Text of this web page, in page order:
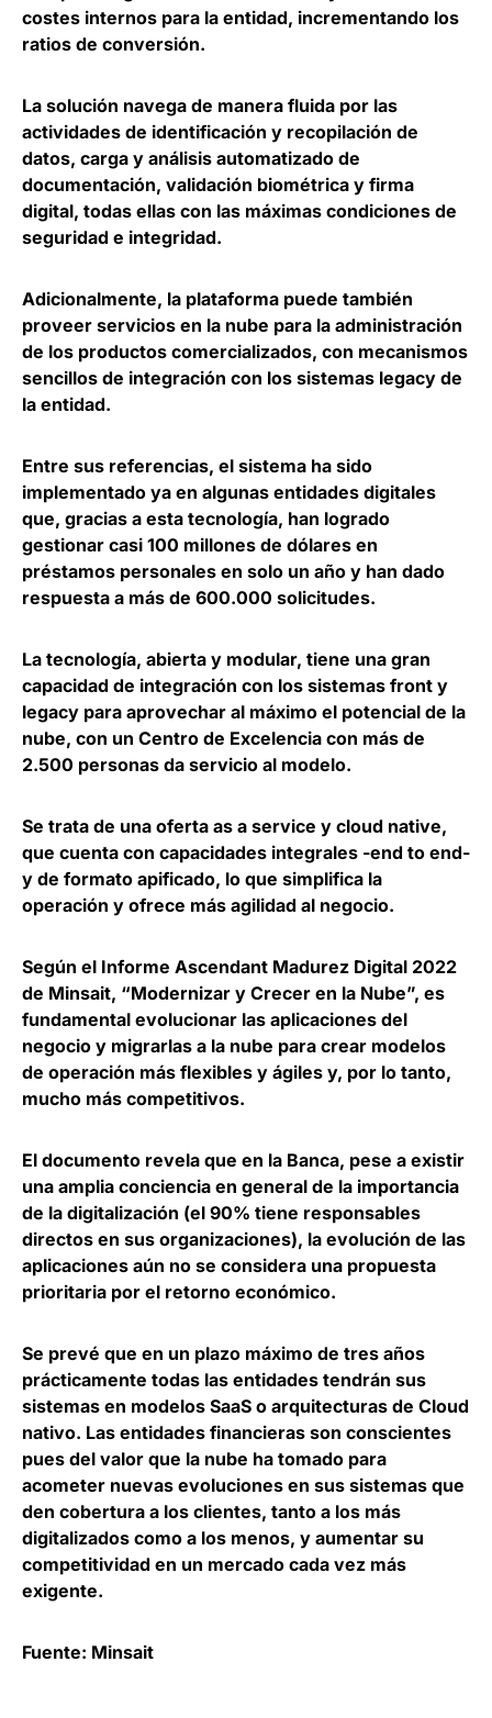
costes internos para la entidad, incrementando los
ratios de conversión.
La solución navega de manera fluida por las
actividades de identificación y recopilación de
datos, carga y análisis automatizado de
documentación, validación biométrica y firma
digital, todas ellas con las máximas condiciones de
seguridad e integridad.
Adicionalmente, la plataforma puede también
proveer servicios en la nube para la administración
de los productos comercializados, con mecanismos
sencillos de integración con los sistemas legacy de
la entidad.
Entre sus referencias, el sistema ha sido
implementado ya en algunas entidades digitales
que, gracias a esta tecnología, han logrado
gestionar casi 100 millones de dólares en
préstamos personales en solo un año y han dado
respuesta a más de 600.000 solicitudes.
La tecnología, abierta y modular, tiene una gran
capacidad de integración con los sistemas front y
legacy para aprovechar al máximo el potencial de la
nube, con un Centro de Excelencia con más de
2.500 personas da servicio al modelo.
Se trata de una oferta as a service y cloud native,
que cuenta con capacidades integrales -end to end-
y de formato apificado, lo que simplifica la
operación y ofrece más agilidad al negocio.
Según el Informe Ascendant Madurez Digital 2022
de Minsait, “Modernizar y Crecer en la Nube”, es
fundamental evolucionar las aplicaciones del
negocio y migrarlas a la nube para crear modelos
de operación más flexibles y ágiles y, por lo tanto,
mucho más competitivos.
El documento revela que en la Banca, pese a existir
una amplia conciencia en general de la importancia
de la digitalización (el 90% tiene responsables
directos en sus organizaciones), la evolución de las
aplicaciones aún no se considera una propuesta
prioritaria por el retorno económico.
Se prevé que en un plazo máximo de tres años
prácticamente todas las entidades tendrán sus
sistemas en modelos SaaS o arquitecturas de Cloud
nativo. Las entidades financieras son conscientes
pues del valor que la nube ha tomado para
acometer nuevas evoluciones en sus sistemas que
den cobertura a los clientes, tanto a los más
digitalizados como a los menos, y aumentar su
competitividad en un mercado cada vez más
exigente.
Fuente: Minsait